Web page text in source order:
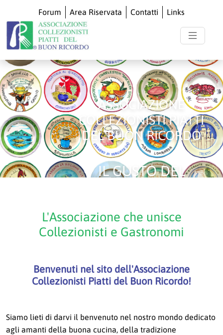
Forum Area Riservata Contatti Links
ASSOCIAZIONE
COLLEZIONISTI PIATTI
DEL BUON RICORDO
IL GUSTO DEL
Iscriviti
L'Associazione che unisce
Collezionisti e Gastronomi
Benvenuti nel sito dell'Associazione
Collezionisti Piatti del Buon Ricordo!
Siamo lieti di darvi il benvenuto nel nostro mondo dedicato
agli amanti della buona cucina, della tradizione